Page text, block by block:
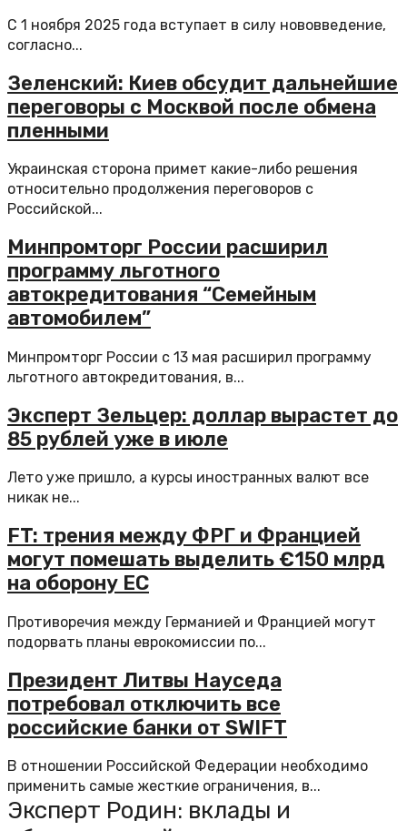
С 1 ноября 2025 года вступает в силу нововведение,
согласно...
Зеленский: Киев обсудит дальнейшие
переговоры с Москвой после обмена
пленными
Украинская сторона примет какие-либо решения
относительно продолжения переговоров с
Российской...
Минпромторг России расширил
программу льготного
автокредитования “Семейным
автомобилем”
Минпромторг России с 13 мая расширил программу
льготного автокредитования, в...
Эксперт Зельцер: доллар вырастет до
85 рублей уже в июле
Лето уже пришло, а курсы иностранных валют все
никак не...
FT: трения между ФРГ и Францией
могут помешать выделить €150 млрд
на оборону ЕС
Противоречия между Германией и Францией могут
подорвать планы еврокомиссии по...
Президент Литвы Науседа
потребовал отключить все
российские банки от SWIFT
В отношении Российской Федерации необходимо
применить самые жесткие ограничения, в...
Эксперт Родин: вклады и